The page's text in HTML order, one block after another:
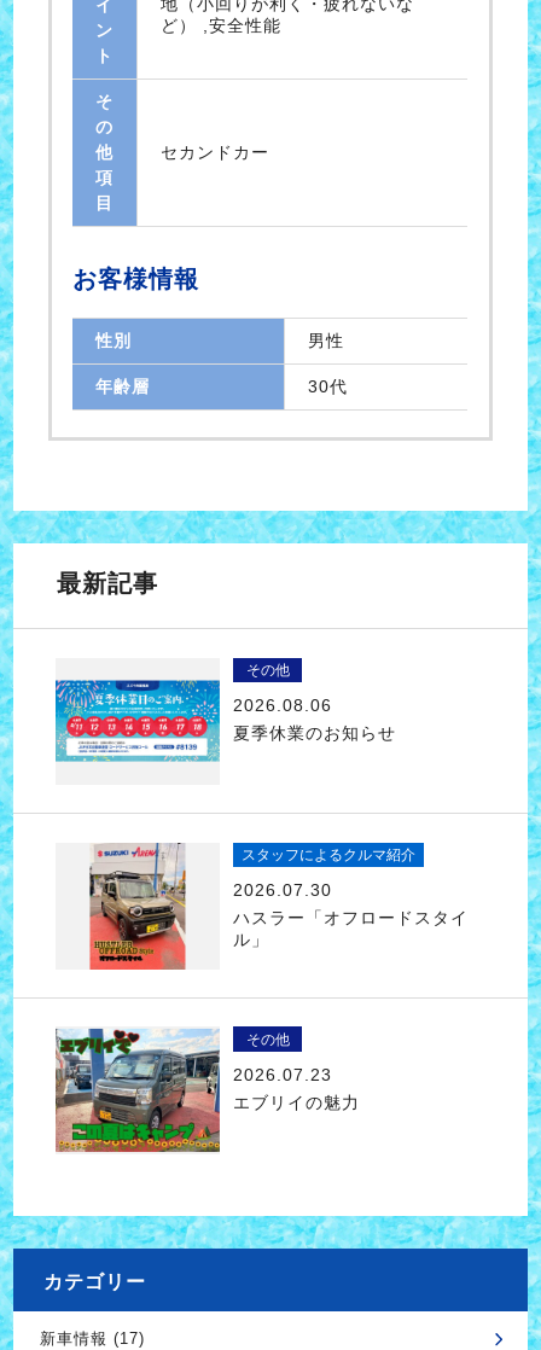
イ
ン
ト
ど） ,安全性能
そ
の
他
項
目
セカンドカー
お客様情報
性別 男性
年齢層 30代
最新記事
その他
2026.08.06
夏季休業のお知らせ
スタッフによるクルマ紹介
2026.07.30
ハスラー「オフロードスタイ
ル」
その他
2026.07.23
エブリイの魅力
カテゴリー
新車情報 (17)